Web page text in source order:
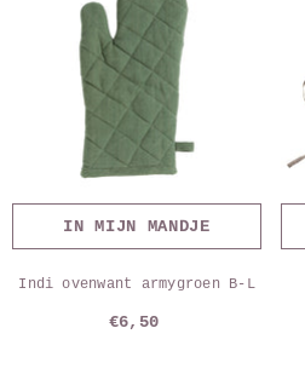
IN MIJN MANDJE
Indi ovenwant armygroen B-L
€6,50